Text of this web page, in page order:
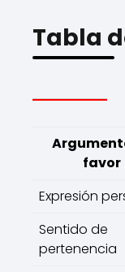
Tabla
favor
Expresión
Sentido de
pertenencia